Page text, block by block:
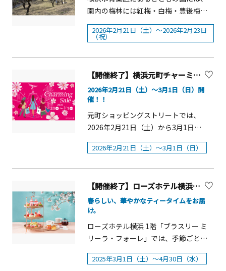
賛：キリンビバレッジ株式会社、株式
会社 明治、コールマン&nbsp;■後援：
横浜市、在日ドイツ商工会議所、ドイ
ださい&nbsp;①優先入場チケット
&nbsp;お客様の声に応えて昨年誕生。
今年も入場までの待ち時間を短縮でき
るチケットを販売します。※販売は
WEBのみとなります&nbsp;②完全個室
の「プレミアムラウンジ」&nbsp;ご好
評いただき3年目となる完全個室「プレ
場。本イベントを象徴する巨大クリス
マスツリーと横浜港を臨める特等席
で、ラウンジ限定のスペシャルメニュ
ーを味わいながら、人混みを避けて大
ン／ミレニアム アプリ］をご提示の方
帳各種をお持ちの方、およびご同伴者1
名さまは入館無料。&nbsp;&nbsp;■公
式オンラインチケット［e-tix］
■実施日：2026年3月14日（土）・3月
15:00～16:30■参加費：1500円（生地
代のみ）※事前申し込み可＜シルクシ
ュシュ作り＞シルクスカーフで、キュ
ートなシュシュ作り体験、髪にもスカ
ーフ、ストールにも使用できます。■実
施日：3月14日（土）・3月15日（日）
■時間：11：30～14：00／15：00～
16：30■参加費：300円＜シルクハン
ドマッサージ＞シルク入りハンドクリ
ームを使用して、手肌を整えます。■実
施日：3月14日（土）・3月15日（日）
■時間：11：30～14：00／15：00～
ンドクリームを使用して、手肌を整え
ます。＜横浜スカーフ親善大使とキン
タロー&amp;スウィンギー写真撮影会
＞■実施日：3月15日（日）■時間：
13：30～14：00／15：00～15：30※
当日受付
ーショコラが織りなす華やかな冬のテ
ィータイムを、横浜港を望む開放的な
ラウンジで堪能してはいかがでしょう
タヌーンティー」 概要■期間：2025年
12月1日（月）〜12月18日（木）、
日（日）&nbsp;■ 時間：12：00〜
スパークリングワイン1杯＆25種のカフ
ェフリー付き）&nbsp;7,000円（25種
のカフェフリー付）&nbsp;※いちご入
りスパークリングワインは、ノンアル
コールへ変更可能&nbsp;「いちごとル
ビーショコラのアフタヌーンティー 〜
クリスマスバージョン〜」 概要■ 期
間：2025年12月19日（金）〜12月25日
（木）&nbsp;■ 時間：12：00〜15：
30（L.O. 15：30） ※120分制■ 料金
9,000円（クリスマスカクテルまたはい
ちご入りスパークリングワイン1杯、
25種のカフェフリー）&nbsp;7,000円
のヴェリーヌ」や「苺と柚子のタル
ト」など、苺の魅力を多彩に表現しま
した。セイボリーは3種をご用意。帆立
柚子のキッシュ、カンパチと冬野菜の
アンサンブルなど、旬の食材を生かし
概要■期間：2026年1月13日（火） ～
または14：30からの2時間制※前日
19：00までのインターネット予約のみ
の受付■価格：6,500円／スパークリン
グワインのフリーフロー（90分）付き
8,000円※サービス料・消費税込み ＜ウ
ェルカムドリンク＞いちびこ＜スイー
ツ＞8種苺のガトー &ldquo;フレジェ
&rdquo;／フレーズ マカロン／シャン
パンと苺のヴェリーヌ／アマンドフレ
ーズ／フレーズカヌレ／苺と柚子のタ
ルト／白あんと苺のロールケーキ／苺
のボンボンショコラ＜セイボリー＞3種
帆立 カクテルソース ホワイトミニバー
や、ほろ苦い緑茶に胡麻の風味を合わ
ントのオレンジムースなど、パティシ
エのアイデアと技が光るスイーツが彩
り豊かに揃います。セイボリーには、
ルティーヌや、インドで広く親しまれ
ているローカルフードのパニプリ、軽
い食感の丸いパイの上にポテトサラダ
をトッピングした一品など、旬の素材
を多彩なアレンジでお届けします。
「春」を愛でる和洋折衷な味わいを楽
しむ優雅なティータイムをお楽しみ下
30日（木） ■提供時間 12：00～
20：00（L.O.19：30）■料金：7,590円
（税込・サービス料込） ※土日祝は
ご利用時間を3時間■提供店舗：本館１
階 ロビーラウンジ ラ・テラス ＜17：
のカクテル」または、「ノンアルコー
園内の梅林には紅梅・白梅・豊後梅が
約300本植えられており、2月上旬から
咲き始め、春の訪れを感じさせてくれ
旬にかけて梅まつりを開催していま
す。スタンプを押してビンゴカードを
える「スタンプビンゴ」や梅の花に見
かざぐるま工作」など、ご家族みんな
でお楽しみください。 雪印こどもの国
牧場名物の特別牛乳サングリーンの無
料配布も予定しています。2026年の梅
まつり■日程：2026年2月21日（土）
～23日（祝）雨天中止■開催時間：
10：00～15：00/こどもの国開園時
間：9：30～16：30
2026年2月21日（土）～2026年2月23日
（祝）
【開催終了】横浜元町チャーミングセール2026春
2026年2月21日（土）～3月1日（日）開
催！！
元町ショッピングストリートでは、
2026年2月21日（土）から3月1日
（日）までの9日間、日頃のご愛顧への
感謝を込めて「元町チャーミングセー
予定の「GREEN&times;EXPO 2027」
に向け&ldquo;花&rdquo;をモチーフに
展開。お買い物を通して心がときめ
き、笑顔が咲き誇るような、特別な体
験をイメージし、元町ショッピングス
装いとなり、皆さまをお迎えします。
2026年2月21日（土）～3月1日（日）
【開催終了】ローズホテル横浜 苺と桜のアフタヌーンティー
春らしい、華やかなティータイムをお届
け。
ローズホテル横浜 1階「ブラスリー ミ
リーラ・フォーレ」では、季節ごとに
アフタヌーンティーをご用意しており
ます。2025年3・4月のアフタヌーンテ
2025年3月1日（土）～4月30日（水）